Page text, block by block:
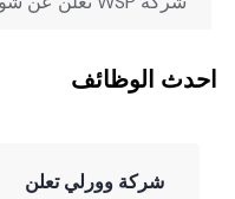
احدث الوظائف
شركة وورلي تعلن